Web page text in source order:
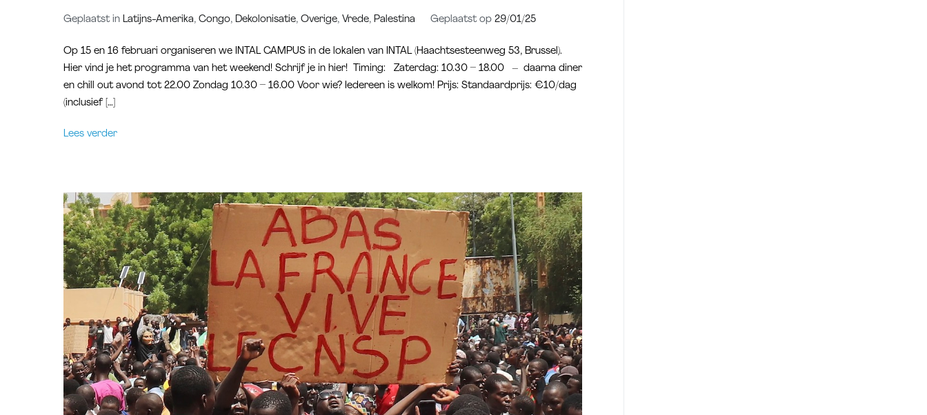
Geplaatst in Latijns-Amerika, Congo, Dekolonisatie, Overige, Vrede, Palestina Geplaatst op 29/01/25
Op 15 en 16 februari organiseren we INTAL CAMPUS in de lokalen van INTAL (Haachtsesteenweg 53, Brussel).
Hier vind je het programma van het weekend! Schrijf je in hier! Timing: Zaterdag: 10.30 – 18.00 – daarna diner
en chill out avond tot 22.00 Zondag 10.30 – 16.00 Voor wie? Iedereen is welkom! Prijs: Standaardprijs: €10/dag
(inclusief […]
Lees verder